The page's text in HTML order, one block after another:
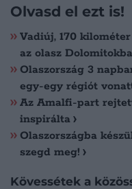
Olvasd el ezt is!
Vadiúj, 170
az olasz
Olaszország 3
egy-egy régiót
Az Amalfi-part
inspirálta
Olaszországba
szegd meg!
Kövessétek a